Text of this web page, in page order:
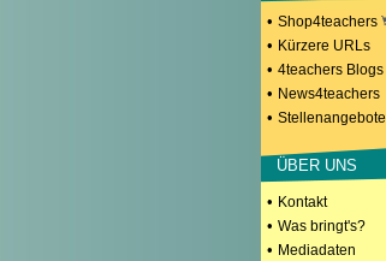
• Shop4teachers
• Kürzere URLs
• 4teachers Blogs
• News4teachers
• Stellenangebote
ÜBER UNS
• Kontakt
• Was bringt's?
• Mediadaten